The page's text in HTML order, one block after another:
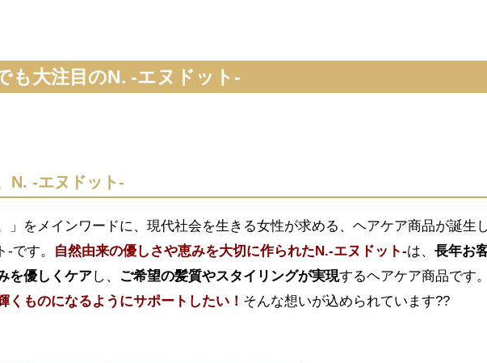
も大注目のN. -エヌドット-
N. -エヌドット-
」をメインワードに、現代社会を生きる女性が求める、ヘアケア商品が誕生
です。 自然由来の優しさや恵みを大切に作られたN.-エヌドット-は、長年お
を優しくケアし、 ご希望の髪質やスタイリングが実現するヘアケア商品です。
くものになるようにサポートしたい！ そんな想いが込められています??